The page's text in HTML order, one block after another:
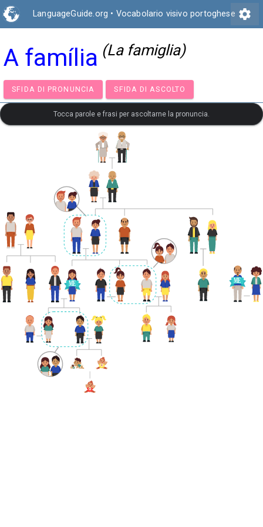
LanguageGuide.org • Vocabolario visivo portoghese settings
A família (La famiglia)
SFIDA DI PRONUNCIA SFIDA DI ASCOLTO
Tocca parole e frasi per ascoltarne la pronuncia.